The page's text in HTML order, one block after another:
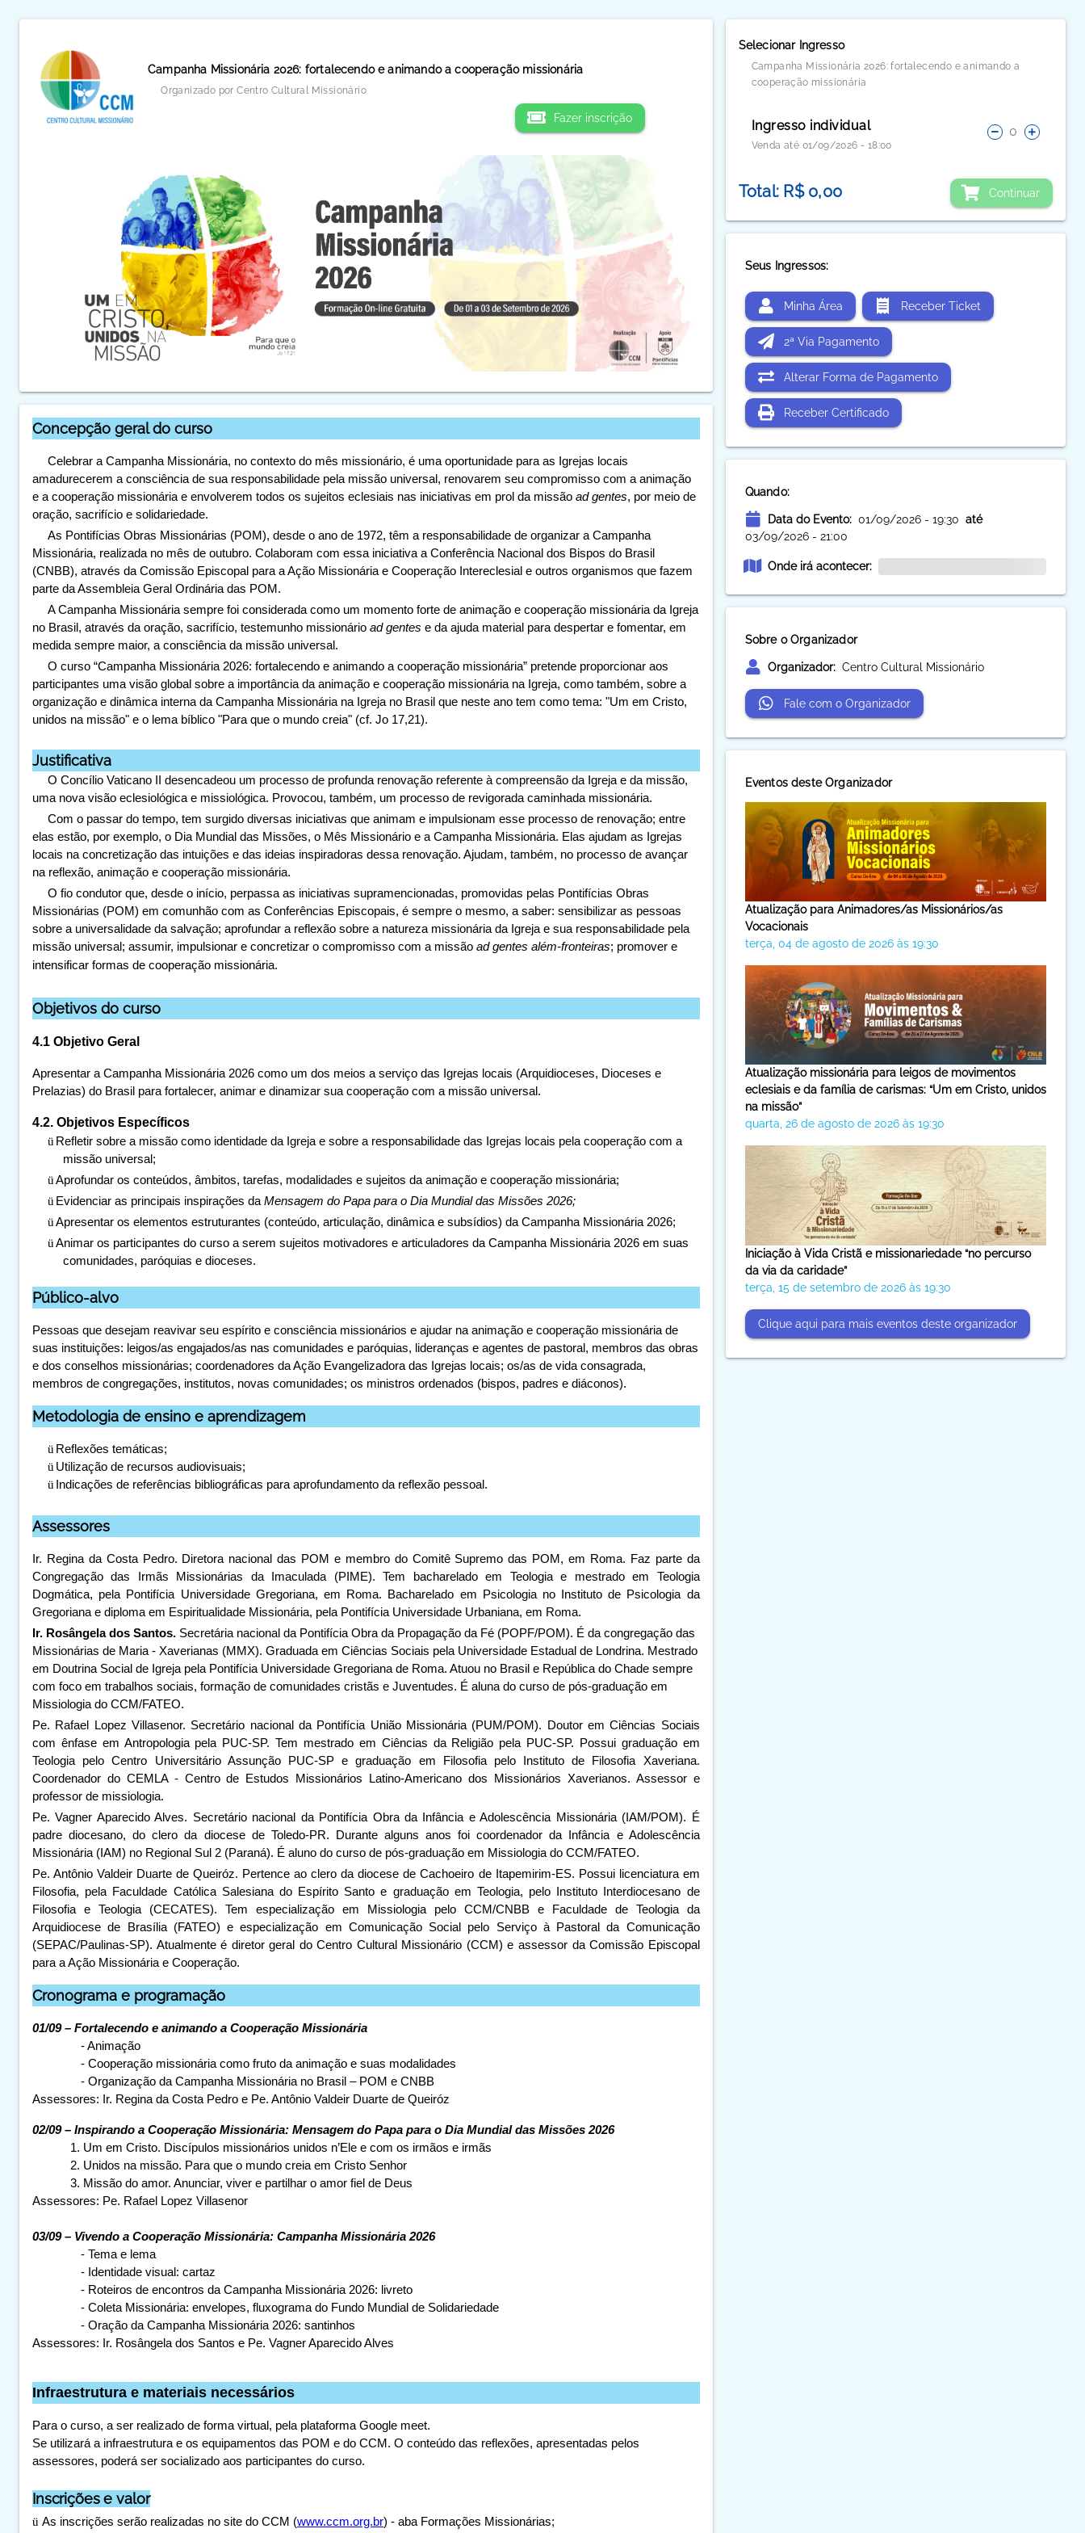
Campanha Missionária 2026: fortalecendo e animando a cooperação missionária
Organizado por Centro Cultural Missionário
Concepção geral do curso
Celebrar a Campanha Missionária, no contexto do mês missionário, é uma oportunidade para as Igrejas locais
amadurecerem a consciência de sua responsabilidade pela missão universal, renovarem seu compromisso com a animação
e a cooperação missionária e envolverem todos os sujeitos eclesiais nas iniciativas em prol da missão ad gentes, por meio de
oração, sacrifício e solidariedade.
As Pontifícias Obras Missionárias (POM), desde o ano de 1972, têm a responsabilidade de organizar a Campanha
Missionária, realizada no mês de outubro. Colaboram com essa iniciativa a Conferência Nacional dos Bispos do Brasil
(CNBB), através da Comissão Episcopal para a Ação Missionária e Cooperação Intereclesial e outros organismos que fazem
parte da Assembleia Geral Ordinária das POM.
A Campanha Missionária sempre foi considerada como um momento forte de animação e cooperação missionária da Igreja
no Brasil, através da oração, sacrifício, testemunho missionário ad gentes e da ajuda material para despertar e fomentar, em
medida sempre maior, a consciência da missão universal.
O curso “Campanha Missionária 2026: fortalecendo e animando a cooperação missionária” pretende proporcionar aos
participantes uma visão global sobre a importância da animação e cooperação missionária na Igreja, como também, sobre a
organização e dinâmica interna da Campanha Missionária na Igreja no Brasil que neste ano tem como tema: "Um em Cristo,
unidos na missão" e o lema bíblico "Para que o mundo creia" (cf. Jo 17,21).
Justificativa
O Concílio Vaticano II desencadeou um processo de profunda renovação referente à compreensão da Igreja e da missão,
uma nova visão eclesiológica e missiológica. Provocou, também, um processo de revigorada caminhada missionária.
Com o passar do tempo, tem surgido diversas iniciativas que animam e impulsionam esse processo de renovação; entre
elas estão, por exemplo, o Dia Mundial das Missões, o Mês Missionário e a Campanha Missionária. Elas ajudam as Igrejas
locais na concretização das intuições e das ideias inspiradoras dessa renovação. Ajudam, também, no processo de avançar
na reflexão, animação e cooperação missionária.
O fio condutor que, desde o início, perpassa as iniciativas supramencionadas, promovidas pelas Pontifícias Obras
Missionárias (POM) em comunhão com as Conferências Episcopais, é sempre o mesmo, a saber: sensibilizar as pessoas
sobre a universalidade da salvação; aprofundar a reflexão sobre a natureza missionária da Igreja e sua responsabilidade pela
missão universal; assumir, impulsionar e concretizar o compromisso com a missão ad gentes além-fronteiras; promover e
intensificar formas de cooperação missionária.
Objetivos do curso
4.1 Objetivo Geral
Apresentar a Campanha Missionária 2026 como um dos meios a serviço das Igrejas locais (Arquidioceses, Dioceses e
Prelazias) do Brasil para fortalecer, animar e dinamizar sua cooperação com a missão universal.
4.2. Objetivos Específicos
ü Refletir sobre a missão como identidade da Igreja e sobre a responsabilidade das Igrejas locais pela cooperação com a
missão universal;
üAprofundar os conteúdos, âmbitos, tarefas, modalidades e sujeitos da animação e cooperação missionária;
ü Evidenciar as principais inspirações da Mensagem do Papa para o Dia Mundial das Missões 2026;
üApresentar os elementos estruturantes (conteúdo, articulação, dinâmica e subsídios) da Campanha Missionária 2026;
üAnimar os participantes do curso a serem sujeitos motivadores e articuladores da Campanha Missionária 2026 em suas
comunidades, paróquias e dioceses.
Público-alvo
Pessoas que desejam reavivar seu espírito e consciência missionários e ajudar na animação e cooperação missionária de
suas instituições: leigos/as engajados/as nas comunidades e paróquias, lideranças e agentes de pastoral, membros das obras
e dos conselhos missionárias; coordenadores da Ação Evangelizadora das Igrejas locais; os/as de vida consagrada,
membros de congregações, institutos, novas comunidades; os ministros ordenados (bispos, padres e diáconos).
Metodologia de ensino e aprendizagem
ü Reflexões temáticas;
ü Utilização de recursos audiovisuais;
ü Indicações de referências bibliográficas para aprofundamento da reflexão pessoal.
Assessores
Ir. Regina da Costa Pedro. Diretora nacional das POM e membro do Comitê Supremo das POM, em Roma. Faz parte da
Congregação das Irmãs Missionárias da Imaculada (PIME). Tem bacharelado em Teologia e mestrado em Teologia
Dogmática, pela Pontifícia Universidade Gregoriana, em Roma. Bacharelado em Psicologia no Instituto de Psicologia da
Gregoriana e diploma em Espiritualidade Missionária, pela Pontifícia Universidade Urbaniana, em Roma.
Ir. Rosângela dos Santos. Secretária nacional da Pontifícia Obra da Propagação da Fé (POPF/POM). É da congregação das
Missionárias de Maria - Xaverianas (MMX). Graduada em Ciências Sociais pela Universidade Estadual de Londrina. Mestrado
em Doutrina Social de Igreja pela Pontifícia Universidade Gregoriana de Roma. Atuou no Brasil e República do Chade sempre
com foco em trabalhos sociais, formação de comunidades cristãs e Juventudes. É aluna do curso de pós-graduação em
Missiologia do CCM/FATEO.
Pe. Rafael Lopez Villasenor. Secretário nacional da Pontifícia União Missionária (PUM/POM). Doutor em Ciências Sociais
com ênfase em Antropologia pela PUC-SP. Tem mestrado em Ciências da Religião pela PUC-SP. Possui graduação em
Teologia pelo Centro Universitário Assunção PUC-SP e graduação em Filosofia pelo Instituto de Filosofia Xaveriana.
Coordenador do CEMLA - Centro de Estudos Missionários Latino-Americano dos Missionários Xaverianos. Assessor e
professor de missiologia.
Pe. Vagner Aparecido Alves. Secretário nacional da Pontifícia Obra da Infância e Adolescência Missionária (IAM/POM). É
padre diocesano, do clero da diocese de Toledo-PR. Durante alguns anos foi coordenador da Infância e Adolescência
Missionária (IAM) no Regional Sul 2 (Paraná). É aluno do curso de pós-graduação em Missiologia do CCM/FATEO.
Pe. Antônio Valdeir Duarte de Queiróz. Pertence ao clero da diocese de Cachoeiro de Itapemirim-ES. Possui licenciatura em
Filosofia, pela Faculdade Católica Salesiana do Espírito Santo e graduação em Teologia, pelo Instituto Interdiocesano de
Filosofia e Teologia (CECATES). Tem especialização em Missiologia pelo CCM/CNBB e Faculdade de Teologia da
Arquidiocese de Brasília (FATEO) e especialização em Comunicação Social pelo Serviço à Pastoral da Comunicação
(SEPAC/Paulinas-SP). Atualmente é diretor geral do Centro Cultural Missionário (CCM) e assessor da Comissão Episcopal
para a Ação Missionária e Cooperação.
Cronograma e programação
01/09 – Fortalecendo e animando a Cooperação Missionária
- Animação
- Cooperação missionária como fruto da animação e suas modalidades
- Organização da Campanha Missionária no Brasil – POM e CNBB
Assessores: Ir. Regina da Costa Pedro e Pe. Antônio Valdeir Duarte de Queiróz
02/09 – Inspirando a Cooperação Missionária: Mensagem do Papa para o Dia Mundial das Missões 2026
1. Um em Cristo. Discípulos missionários unidos n’Ele e com os irmãos e irmãs
2. Unidos na missão. Para que o mundo creia em Cristo Senhor
3. Missão do amor. Anunciar, viver e partilhar o amor fiel de Deus
Assessores: Pe. Rafael Lopez Villasenor
03/09 – Vivendo a Cooperação Missionária: Campanha Missionária 2026
- Tema e lema
- Identidade visual: cartaz
- Roteiros de encontros da Campanha Missionária 2026: livreto
- Coleta Missionária: envelopes, fluxograma do Fundo Mundial de Solidariedade
- Oração da Campanha Missionária 2026: santinhos
Assessores: Ir. Rosângela dos Santos e Pe. Vagner Aparecido Alves
Infraestrutura e materiais necessários
Para o curso, a ser realizado de forma virtual, pela plataforma Google meet.
Se utilizará a infraestrutura e os equipamentos das POM e do CCM. O conteúdo das reflexões, apresentadas pelos
assessores, poderá ser socializado aos participantes do curso.
Inscriçõese valor
ü As inscrições serão realizadas no site do CCM (www.ccm.org.br) - aba Formações Missionárias;
Fazer inscrição
Selecionar Ingresso
Campanha Missionária 2026: fortalecendo e animando a
cooperação missionária
Ingresso individual
Venda até 01/09/2026 - 18:00
0
Total: R$ 0,00 Continuar
Seus Ingressos:
Minha Área Receber Ticket
2ª Via Pagamento
Alterar Forma de Pagamento
Receber Certificado
Quando:
Data do Evento: 01/09/2026 - 19:30 até
03/09/2026 - 21:00
Onde irá acontecer:
Sobre o Organizador
Organizador: Centro Cultural Missionário
Fale com o Organizador
Eventos deste Organizador
Atualização para Animadores/as Missionários/as
Vocacionais
terça, 04 de agosto de 2026 às 19:30
Atualização missionária para leigos de movimentos
eclesiais e da família de carismas: “Um em Cristo, unidos
na missão”
quarta, 26 de agosto de 2026 às 19:30
Iniciação à Vida Cristã e missionariedade “no percurso
da via da caridade”
terça, 15 de setembro de 2026 às 19:30
Clique aqui para mais eventos deste organizador